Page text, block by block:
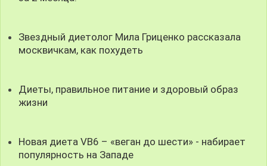
Звездный диетолог Мила Гриценко рассказала
москвичкам, как похудеть
Диеты, правильное питание и здоровый образ
жизни
Новая диета VB6 – «веган до шести» - набирает
популярность на Западе